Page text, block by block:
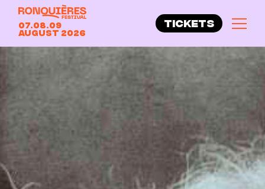
07.08.09
August 2026
TICKETS